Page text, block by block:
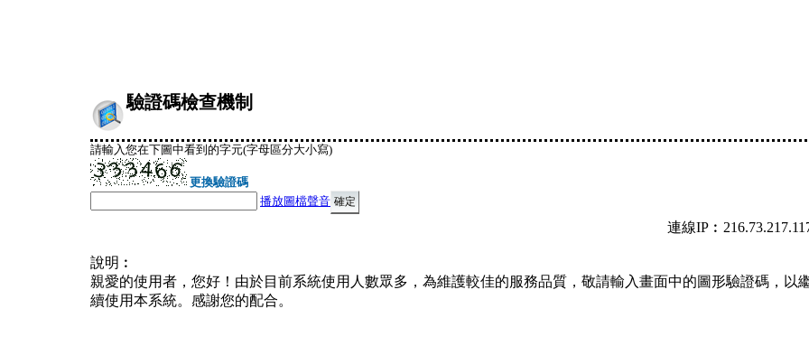
驗證碼檢查機制
請輸入您在下圖中看到的字元(字母區分大小寫)
更換驗證碼
播放圖檔聲音
連線
說明︰
親愛的使用者，您好！由於目前系統使用人數眾多，為維護較佳的服務品質，敬請輸入畫面中的圖形驗證碼，以
續使用本系統。感謝您的配合。